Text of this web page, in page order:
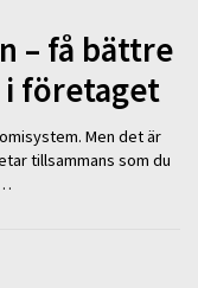
– få bättre
företaget
Men det är
tillsammans som du